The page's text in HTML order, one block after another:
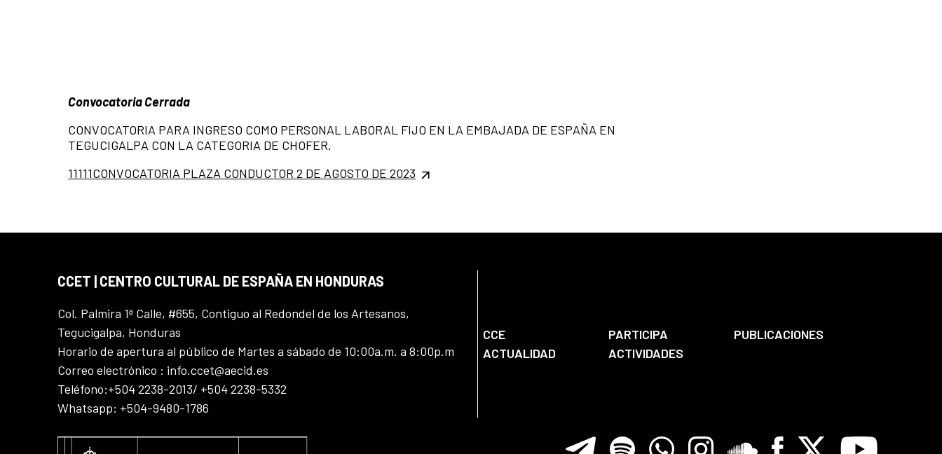
Convocatoria Cerrada
CONVOCATORIA PARA INGRESO COMO PERSONAL LABORAL FIJO EN LA EMBAJADA DE ESPAÑA EN
TEGUCIGALPA CON LA CATEGORIA DE CHOFER.
11111CONVOCATORIA PLAZA CONDUCTOR 2 DE AGOSTO DE 2023
CCET | CENTRO CULTURAL DE ESPAÑA EN HONDURAS
Col. Palmira 1ª Calle, #655, Contiguo al Redondel de los Artesanos,
Tegucigalpa, Honduras
Horario de apertura al público de Martes a sábado de 10:00a.m. a 8:00p.m
Correo electrónico : info.ccet@aecid.es
Teléfono:+504 2238-2013/ +504 2238-5332
Whatsapp: +504-9480-1786
CCE PARTICIPA
PUBLICACIONES
ACTUALIDAD
ACTIVIDADES
TelegramSpotify WhatsappInstagramSoundcloreFacebook
X Youtube